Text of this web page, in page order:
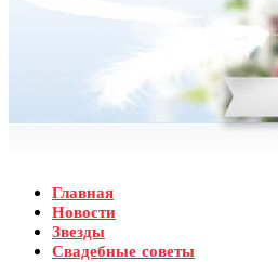
Главная
Новости
Звезды
Свадебные советы